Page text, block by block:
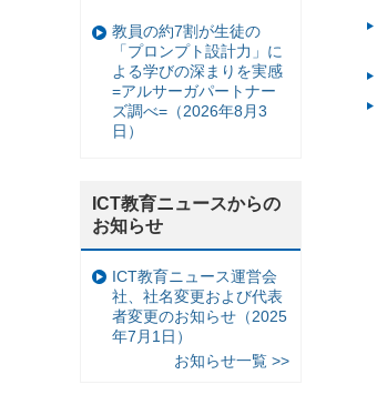
教員の約7割が生徒の
「プロンプト設計力」に
よる学びの深まりを実感
=アルサーガパートナー
ズ調べ=（2026年8月3
日）
ICT教育ニュースからの
お知らせ
ICT教育ニュース運営会
社、社名変更および代表
者変更のお知らせ（2025
年7月1日）
お知らせ一覧 >>